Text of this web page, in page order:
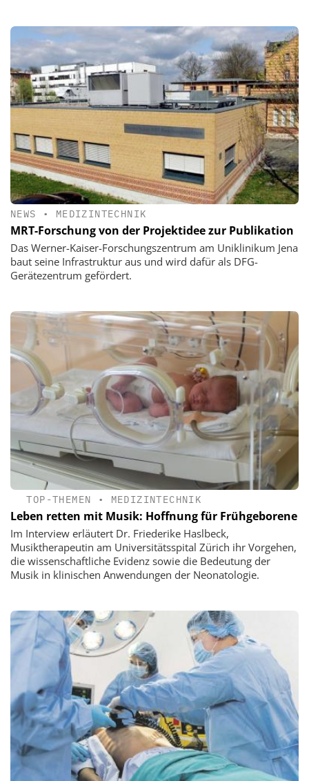
NEWS • MEDIZINTECHNIK
MRT-Forschung von der Projektidee zur Publikation
Das Werner-Kaiser-Forschungszentrum am Uniklinikum Jena
baut seine Infrastruktur aus und wird dafür als DFG-
Gerätezentrum gefördert.
TOP-THEMEN • MEDIZINTECHNIK
Leben retten mit Musik: Hoffnung für Frühgeborene
Im Interview erläutert Dr. Friederike Haslbeck,
Musiktherapeutin am Universitätsspital Zürich ihr Vorgehen,
die wissenschaftliche Evidenz sowie die Bedeutung der
Musik in klinischen Anwendungen der Neonatologie.